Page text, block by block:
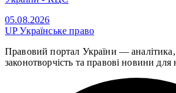
05.08.2026
UPУкраїнське право
Правовий портал України — аналітика,
законотворчість та правові новини для